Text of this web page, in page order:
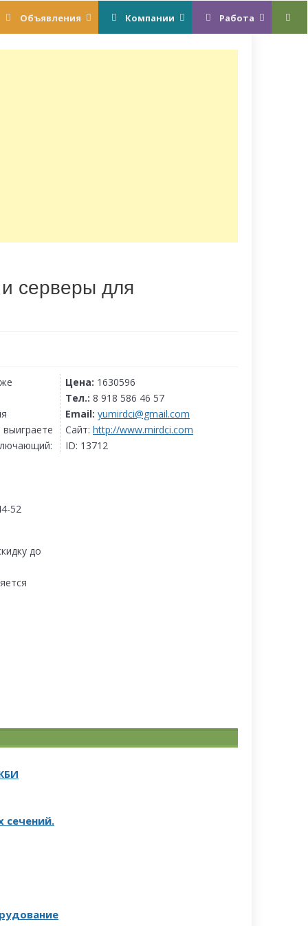
Работа
Компании
Объявления
серверы для
52
до
Цена: 1630596
Тел.: 8 918 586 46 57
Email: yumirdci@gmail.com
Сайт: http://www.mirdci.com
ID: 13712
сечений.